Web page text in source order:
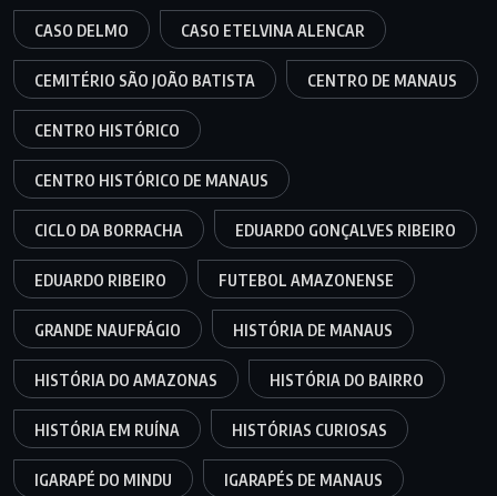
CASO DELMO CASO ETELVINA ALENCAR
CEMITÉRIO SÃO JOÃO BATISTA CENTRO DE MANAUS
CENTRO HISTÓRICO
CENTRO HISTÓRICO DE MANAUS
CICLO DA BORRACHA EDUARDO GONÇALVES RIBEIRO
EDUARDO RIBEIRO FUTEBOL AMAZONENSE
GRANDE NAUFRÁGIO HISTÓRIA DE MANAUS
HISTÓRIA DO AMAZONAS HISTÓRIA DO BAIRRO
HISTÓRIA EM RUÍNA HISTÓRIAS CURIOSAS
IGARAPÉ DO MINDU IGARAPÉS DE MANAUS